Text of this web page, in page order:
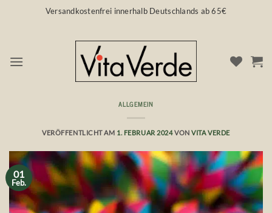
Versandkostenfrei innerhalb Deutschlands ab 65€
ALLGEMEIN
VERÖFFENTLICHT AM 1. FEBRUAR 2024VONVITA VERDE
01
Feb.